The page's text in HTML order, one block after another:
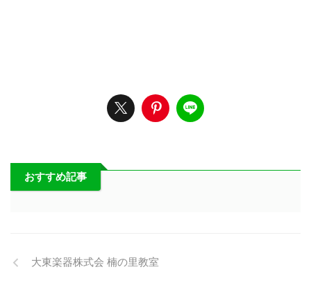
おすすめ記事
大東楽器株式会 楠の里教室